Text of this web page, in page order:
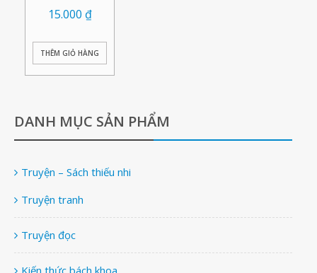
15.000 ₫
THÊM GIỎ HÀNG
DANH MỤC SẢN PHẨM
Truyện – Sách thiếu nhi
Truyện tranh
Truyện đọc